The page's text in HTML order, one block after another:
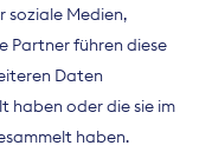
und
soziale Medien,
Partner führen diese
Daten
haben oder die sie im
haben.